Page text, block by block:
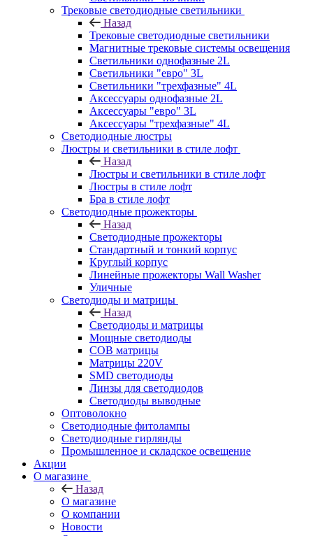
Трековые светодиодные светильники
Назад
Трековые светодиодные светильники
Магнитные трековые системы освещения
Светильники однофазные 2L
Светильники "евро" 3L
Светильники "трехфазные" 4L
Аксессуары однофазные 2L
Аксессуары "евро" 3L
Аксессуары "трехфазные" 4L
Светодиодные люстры
Люстры и светильники в стиле лофт
Назад
Люстры и светильники в стиле лофт
Люстры в стиле лофт
Бра в стиле лофт
Светодиодные прожекторы
Назад
Светодиодные прожекторы
Стандартный и тонкий корпус
Круглый корпус
Линейные прожекторы Wall Washer
Уличные
Светодиоды и матрицы
Назад
Светодиоды и матрицы
Мощные светодиоды
COB матрицы
Матрицы 220V
SMD светодиоды
Линзы для светодиодов
Светодиоды выводные
Оптоволокно
Светодиодные фитолампы
Светодиодные гирлянды
Промышленное и складское освещение
Акции
О магазине
Назад
О магазине
О компании
Новости